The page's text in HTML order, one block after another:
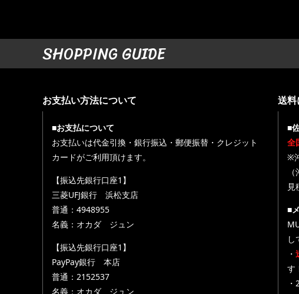
SHOPPING GUIDE
お支払い方法について
■お支払について
お支払いは代金引換・銀行振込・郵便振替・クレジット
カードがご利用頂けます。
【振込先銀行口座1】
三菱UFJ銀行 浜松支店
普通：4948955
名義：オカダ ジュン
【振込先銀行口座1】
PayPay銀行 本店
普通：2152537
名義：オカダ ジュン
送料
■
全
※
見
■
し
・
す